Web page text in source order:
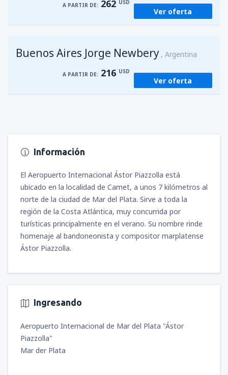
A PARTIR DE: 262 USD
Ver oferta
Buenos Aires Jorge Newbery Argentina
A PARTIR DE: 216 USD
Ver oferta
Información
El Aeropuerto Internacional Ástor Piazzolla está
ubicado en la localidad de Camet, a unos 7 kilómetros al
norte de la ciudad de Mar del Plata. Sirve a toda la
región de la Costa Atlántica, muy concurrida por
turísticas principalmente en el verano. Su nombre rinde
homenaje al bandoneonista y compositor marplatense
Ástor Piazzolla.
Ingresando
Aeropuerto Internacional de Mar del Plata "Ástor
Piazzolla"
Mar der Plata